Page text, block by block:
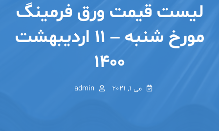
لیست قیمت ورق فرمینگ
مورخ شنبه – ۱۱ اردیبهشت
۱۴۰۰
می 1, 2021 admin